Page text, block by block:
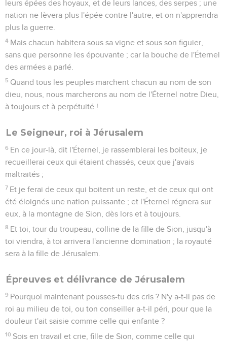
leurs épées des hoyaux, et de leurs lances, des serpes ; une
nation ne lèvera plus l'épée contre l'autre, et on n'apprendra
plus la guerre.
4 Mais chacun habitera sous sa vigne et sous son figuier,
sans que personne les épouvante ; car la bouche de l'Éternel
des armées a parlé.
5 Quand tous les peuples marchent chacun au nom de son
dieu, nous, nous marcherons au nom de l'Éternel notre Dieu,
à toujours et à perpétuité !
Le Seigneur, roi à Jérusalem
6 En ce jour-là, dit l'Éternel, je rassemblerai les boiteux, je
recueillerai ceux qui étaient chassés, ceux que j'avais
maltraités ;
7 Et je ferai de ceux qui boitent un reste, et de ceux qui ont
été éloignés une nation puissante ; et l'Éternel régnera sur
eux, à la montagne de Sion, dès lors et à toujours.
8 Et toi, tour du troupeau, colline de la fille de Sion, jusqu'à
toi viendra, à toi arrivera l'ancienne domination ; la royauté
sera à la fille de Jérusalem.
Épreuves et délivrance de Jérusalem
9 Pourquoi maintenant pousses-tu des cris ? N'y a-t-il pas de
roi au milieu de toi, ou ton conseiller a-t-il péri, pour que la
douleur t'ait saisie comme celle qui enfante ?
10 Sois en travail et crie, fille de Sion, comme celle qui